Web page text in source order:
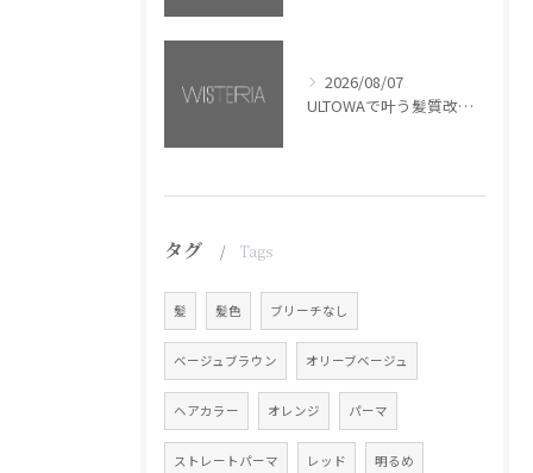
2026/08/07
ULTOWAで叶う髪質改善美髪カラー【銀座・美容室WISTERIA】
タグ Tags
髪 髪色 ブリーチなし
ベージュブラウン オリーブベージュ
ヘアカラー オレンジ パーマ
ストレートパーマ レッド 明るめ